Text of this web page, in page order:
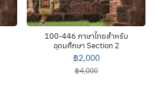
100-446 ภาษาไทยสำหรับ
อุดมศึกษา Section 2
฿4,000
฿2,000